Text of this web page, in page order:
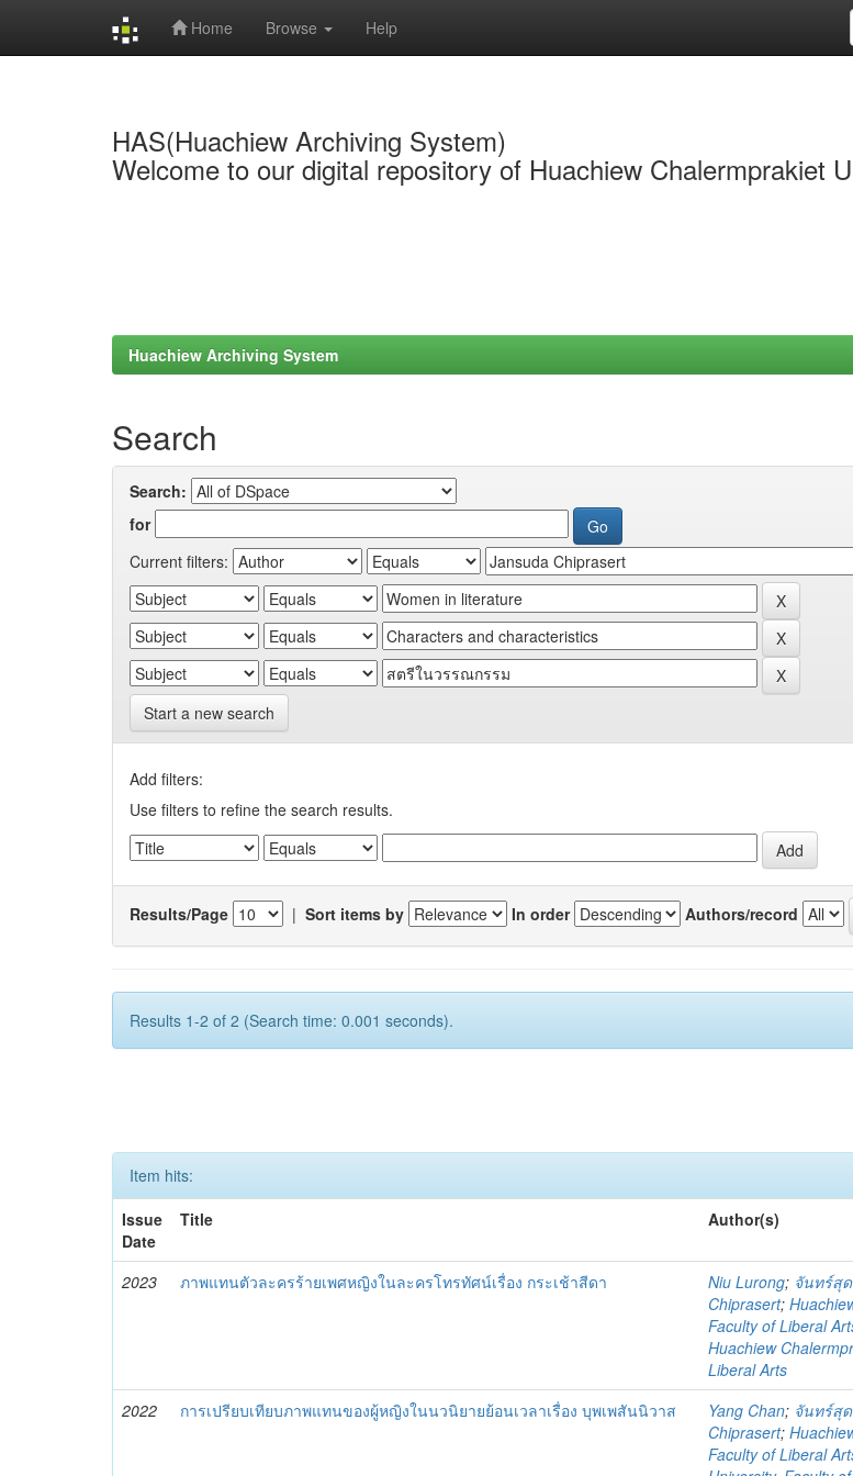
Home Browse Help
HAS(Huachiew Archiving System)
Welcome to our digital repository of Huachiew Chalermprakiet
Huachiew Archiving System
Search
Search:
for
Current filters:
Start a new search
Add filters:
Use filters to refine the search results.
Results/Page | Sort items by In order Authors/record
Results 1-2 of 2 (Search time: 0.001 seconds).
Item hits:
Issue
Date
Title Author(s)
2023 ภาพแทนตัวละครร้ายเพศหญิงในละครโทรทัศน์เรื่อง กระเช้าสีดา Niu Lurong; จันทร์สุ
Chiprasert;
Faculty of Liberal
Huachiew
Liberal Arts
2022
การเปรียบเทียบภาพแทนของผู้หญิงในนวนิยายย้อนเวลาเรื่อง บุพเพสันนิวาส Yang Chan; จันทร์สุ
Chiprasert;
Faculty of Liberal